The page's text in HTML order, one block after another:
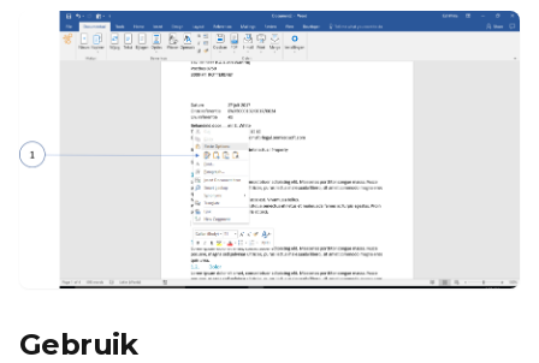
Gebruik